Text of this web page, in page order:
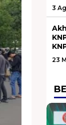
3
23